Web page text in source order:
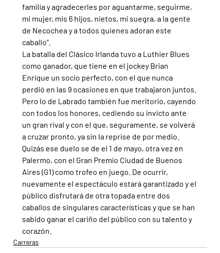
familia y agradecerles por aguantarme, seguirme,
mi mujer, mis 6 hijos, nietos, mi suegra, a la gente
de Necochea y a todos quienes adoran este
caballo".
La batalla del Clásico Irlanda tuvo a Luthier Blues
como ganador, que tiene en el jockey Brian
Enrique un socio perfecto, con el que nunca
perdió en las 9 ocasiones en que trabajaron juntos.
Pero lo de Labrado también fue meritorio, cayendo
con todos los honores, cediendo su invicto ante
un gran rival y con el que, seguramente, se volverá
a cruzar pronto, ya sin la reprise de por medio.
Quizás ese duelo se de el 1 de mayo, otra vez en
Palermo, con el Gran Premio Ciudad de Buenos
Aires (G1) como trofeo en juego. De ocurrir,
nuevamente el espectáculo estará garantizado y el
público disfrutará de otra topada entre dos
caballos de singulares características y que se han
sabido ganar el cariño del público con su talento y
corazón.
Carreras